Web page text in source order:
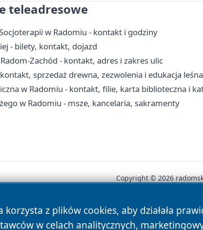
teleadresowe
w Radomiu - kontakt i godziny
- bilety, kontakt, dojazd
Zachód - kontakt, adres i zakres ulic
sprzedaż drewna, zezwolenia i edukacja leśna
w Radomiu - kontakt, filie, karta biblioteczna i
w Radomiu - msze, kancelaria, sakramenty
korzysta z plików cookies, aby działała
w celach analitycznych,
Copyright © 2026
News Autorzy